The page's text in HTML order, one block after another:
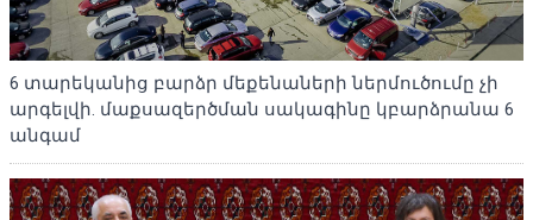
6 տարեկանից բարձր մեքենաների ներմուծումը չի
արգելվի. մաքսազերծման սակագինը կբարձրանա 6
անգամ